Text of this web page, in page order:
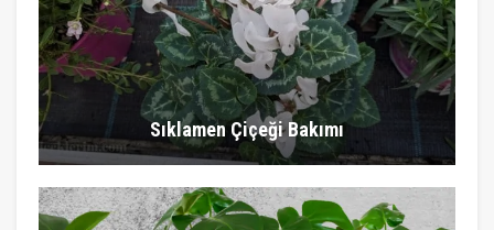
Sıklamen Çiçeği Bakımı